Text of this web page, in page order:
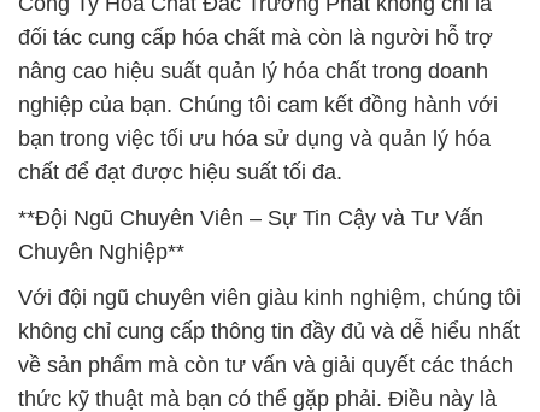
đối tác cung cấp hóa chất mà còn là người hỗ trợ
nâng cao hiệu suất quản lý hóa chất trong doanh
nghiệp của bạn. Chúng tôi cam kết đồng hành với
bạn trong việc tối ưu hóa sử dụng và quản lý hóa
chất để đạt được hiệu suất tối đa.
**Đội Ngũ Chuyên Viên – Sự Tin Cậy và Tư Vấn
Chuyên Nghiệp**
Với đội ngũ chuyên viên giàu kinh nghiệm, chúng tôi
không chỉ cung cấp thông tin đầy đủ và dễ hiểu nhất
về sản phẩm mà còn tư vấn và giải quyết các thách
thức kỹ thuật mà bạn có thể gặp phải. Điều này là